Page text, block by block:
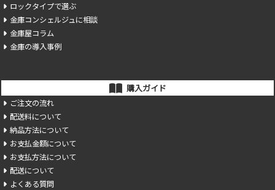
ロックタイプで選ぶ
金庫コンシェルジュに相談
金庫屋コラム
金庫の導入事例
購入ガイド
ご注文の流れ
配送料について
納品方法について
お支払金額について
お支払方法について
配送について
よくある質問